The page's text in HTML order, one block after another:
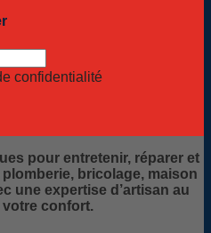
confidentialité
pour entretenir, réparer et
bricolage, maison
une expertise d’artisan au
votre confort.